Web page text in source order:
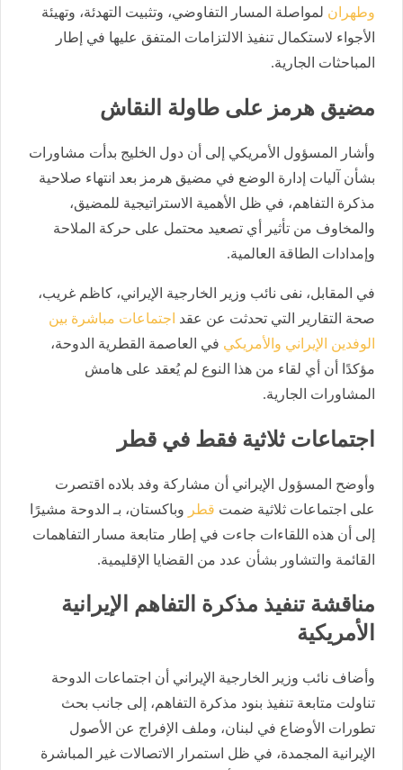
وطهران لمواصلة المسار التفاوضي، وتثبيت التهدئة، وتهيئة
الأجواء لاستكمال تنفيذ الالتزامات المتفق عليها في إطار
المباحثات الجارية.
مضيق هرمز على طاولة النقاش
وأشار المسؤول الأمريكي إلى أن دول الخليج بدأت مشاورات
بشأن آليات إدارة الوضع في مضيق هرمز بعد انتهاء صلاحية
مذكرة التفاهم، في ظل الأهمية الاستراتيجية للمضيق،
والمخاوف من تأثير أي تصعيد محتمل على حركة الملاحة
وإمدادات الطاقة العالمية.
في المقابل، نفى نائب وزير الخارجية الإيراني، كاظم غريب،
صحة التقارير التي تحدثت عن عقد اجتماعات مباشرة بين
الوفدين الإيراني والأمريكي في العاصمة القطرية الدوحة،
مؤكدًا أن أي لقاء من هذا النوع لم يُعقد على هامش
المشاورات الجارية.
اجتماعات ثلاثية فقط في قطر
وأوضح المسؤول الإيراني أن مشاركة وفد بلاده اقتصرت
على اجتماعات ثلاثية ضمت قطر وباكستان، بـ الدوحة مشيرًا
إلى أن هذه اللقاءات جاءت في إطار متابعة مسار التفاهمات
القائمة والتشاور بشأن عدد من القضايا الإقليمية.
مناقشة تنفيذ مذكرة التفاهم الإيرانية
الأمريكية
وأضاف نائب وزير الخارجية الإيراني أن اجتماعات الدوحة
تناولت متابعة تنفيذ بنود مذكرة التفاهم، إلى جانب بحث
تطورات الأوضاع في لبنان، وملف الإفراج عن الأصول
الإيرانية المجمدة، في ظل استمرار الاتصالات غير المباشرة